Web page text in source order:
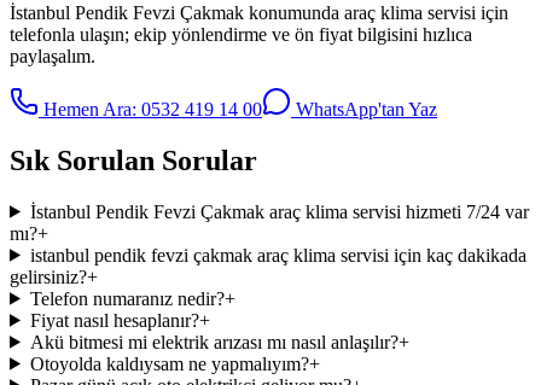
İstanbul Pendik Fevzi Çakmak konumunda araç klima servisi için
telefonla ulaşın; ekip yönlendirme ve ön fiyat bilgisini hızlıca
paylaşalım.
Hemen Ara: 0532 419 14 00 WhatsApp'tan Yaz
Sık Sorulan Sorular
İstanbul Pendik Fevzi Çakmak araç klima servisi hizmeti 7/24 var
mı?+
istanbul pendik fevzi çakmak araç klima servisi için kaç dakikada
gelirsiniz?+
Telefon numaranız nedir?+
Fiyat nasıl hesaplanır?+
Akü bitmesi mi elektrik arızası mı nasıl anlaşılır?+
Otoyolda kaldıysam ne yapmalıyım?+